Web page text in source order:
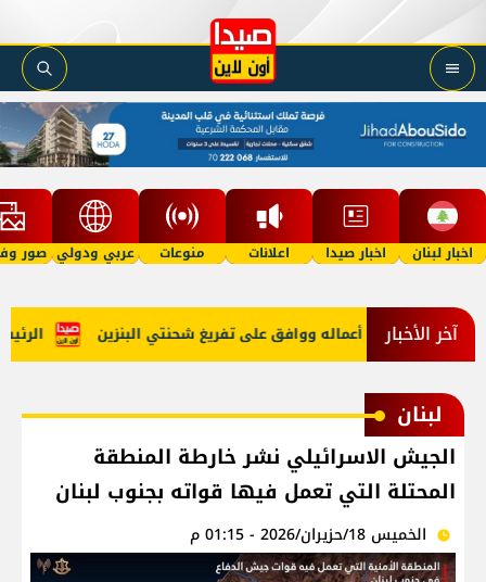
اخبار لبنان اخبار صيدا اعلانات منوعات عربي ودولي صور
آخر الأخبار الرئيس بنود جدول أعماله ووافق على تفريغ شحنتي البنزين
لبنان
الجيش الاسرائيلي نشر خارطة المنطقة
المحتلة التي تعمل فيها قواته بجنوب لبنان
الخميس 18/حزيران/2026 - 01:15 م